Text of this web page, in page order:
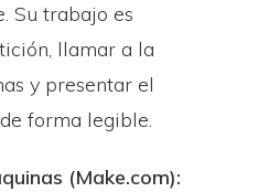
Su trabajo es
llamar a la
y presentar el
forma legible.
(Make.com):